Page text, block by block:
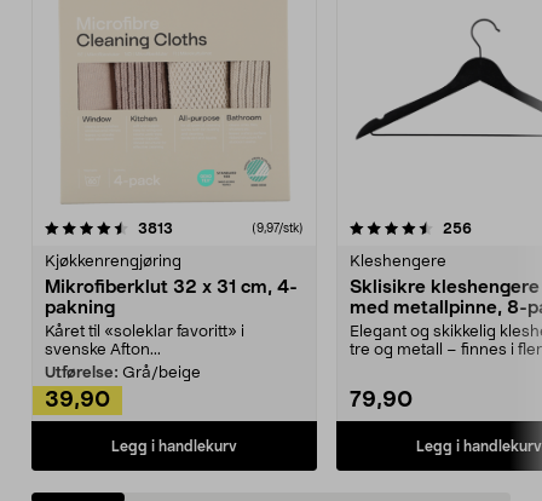
3813 anmeldelser(9,97/stk)
Kjøkkenrengjøring
Mikrofiberklut 32 x 31 cm, 4-
pakning
Kåret til «soleklar favoritt» i
svenske Afton...
Utførelse: Grå/beige
39,90
Legg i handlekurv
4.5av 5 stjerner 256
Kleshengere
Sklisikre
med metallpinne, 8-
Elegant og skikkelig
tre og metall – finnes i
79,90
Legg i handlekurv
4.5av 5 stjerner